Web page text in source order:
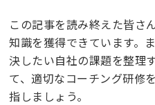
この記事を読み終えた皆さ
知識を獲得できています。
決したい自社の課題を整理
て、適切なコーチング研修
指しましょう。